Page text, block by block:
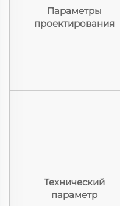
Параметры
проектирования
Технический
параметр